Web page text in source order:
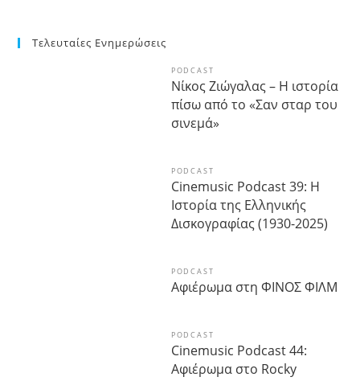
Τελευταίες Ενημερώσεις
PODCAST
Νίκος Ζιώγαλας – Η ιστορία
πίσω από το «Σαν σταρ του
σινεμά»
PODCAST
Cinemusic Podcast 39: Η
Ιστορία της Ελληνικής
Δισκογραφίας (1930-2025)
PODCAST
Αφιέρωμα στη ΦΙΝΟΣ ΦΙΛΜ
PODCAST
Cinemusic Podcast 44:
Αφιέρωμα στο Rocky